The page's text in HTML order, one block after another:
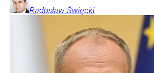
Radosław Święcki